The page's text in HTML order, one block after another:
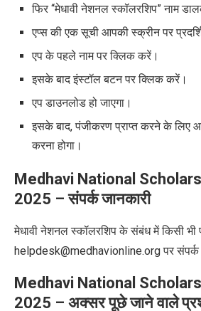
फिर “मेधावी नेशनल स्कॉलरशिप” नाम
एप्स की एक सूची आपकी स्क्रीन पर
एप के पहले नाम पर क्लिक करें।
इसके बाद इंस्टॉल बटन पर क्लिक करें।
एप डाउनलोड हो जाएगा।
इसके बाद, पंजीकरण प्राप्त करने के लिए
करना होगा।
Medhavi National
2025 – संपर्क जानकारी
मेधावी नेशनल स्कॉलरशिप के संबंध में किसी भी
helpdesk@medhavionline.org पर
Medhavi National
2025 – अक्सर पूछे जाने वाले